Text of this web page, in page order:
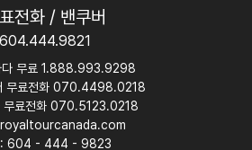
전화 / 밴쿠버
604.444.9821
다 무료 1.888.993.9298
무료전화 070.4498.0218
무료전화 070.5123.0218
604 - 444 - 9823